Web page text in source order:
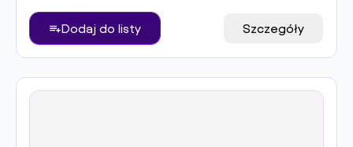
Dodaj do listy Szczegóły